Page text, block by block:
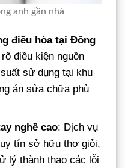
anh gần nhà
điều hòa tại Đông
điều kiện nguồn
sử dụng tại khu
án sửa chữa phù
nghề cao: Dịch vụ
tín sở hữu thợ giỏi,
lý thành thạo các lỗi